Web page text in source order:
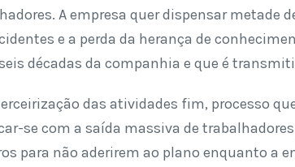
A empresa quer dispensar metade
e a perda da herança de
décadas da companhia e que é
das atividades fim, processo
se com a saída massiva de
para não aderirem ao plano enquanto a